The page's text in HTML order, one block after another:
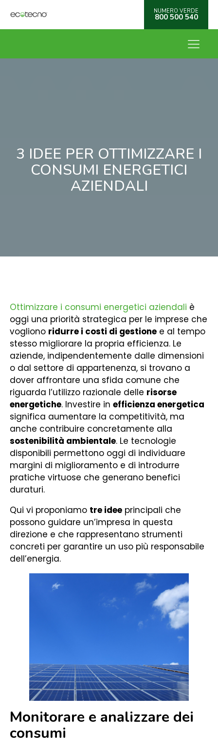
NUMERO VERDE
800 500 540
3 IDEE PER OTTIMIZZARE I
CONSUMI ENERGETICI
AZIENDALI
Ottimizzare i consumi energetici aziendali è
oggi una priorità strategica per le imprese che
vogliono ridurre i costi di gestione e al tempo
stesso migliorare la propria efficienza. Le
aziende, indipendentemente dalle dimensioni
o dal settore di appartenenza, si trovano a
dover affrontare una sfida comune che
riguarda l’utilizzo razionale delle risorse
energetiche. Investire in efficienza energetica
significa aumentare la competitività, ma
anche contribuire concretamente alla
sostenibilità ambientale. Le tecnologie
disponibili permettono oggi di individuare
margini di miglioramento e di introdurre
pratiche virtuose che generano benefici
duraturi.
Qui vi proponiamo tre idee principali che
possono guidare un’impresa in questa
direzione e che rappresentano strumenti
concreti per garantire un uso più responsabile
dell’energia.
Monitorare e analizzare dei
consumi